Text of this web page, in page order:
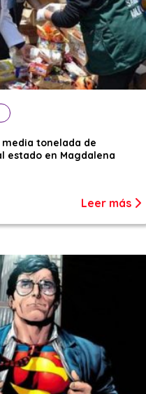
media tonelada de
estado en Magdalena
Leer más